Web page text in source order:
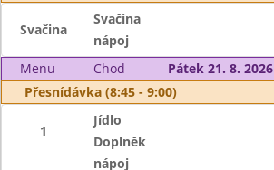
Svačina
Svačina
nápoj
Menu
Chod
Pátek 21. 8. 2026
Přesnídávka (8:45 - 9:00)
1
Jídlo
Doplněk
nápoj